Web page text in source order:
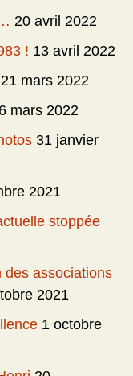
20 avril 2022
! 13 avril 2022
21 mars 2022
mars 2022
31 janvier
2021
stoppée
des associations
2021
1 octobre